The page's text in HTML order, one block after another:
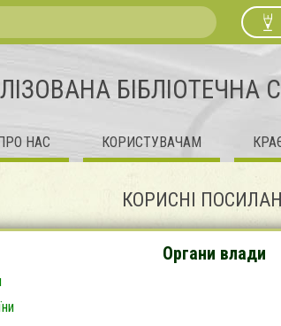
БІБЛІОТЕЧНА
НАС КОРИСТУВАЧАМ
КОРИСНІ
Органи влади